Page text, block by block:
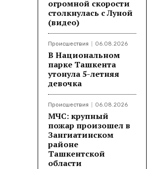
огромной скорости
столкнулась с Луной
(видео)
Происшествия 06.08.2026
В Национальном
парке Ташкента
утонула 5-летняя
девочка
Происшествия 06.08.2026
МЧС: крупный
пожар произошел в
Зангиатинском
районе
Ташкентской
области